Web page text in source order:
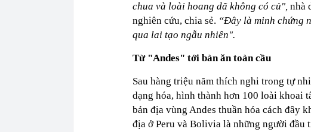
chua và loài hoang dã không có củ", nhà
nghiên cứu, chia sẻ. “Đây là minh chứng
qua lai tạo ngẫu nhiên".
Từ "Andes" tới bàn ăn toàn cầu
Sau hàng triệu năm thích nghi trong tự
dạng hóa, hình thành hơn 100 loài khoai
bản địa vùng Andes thuần hóa cách đây
địa ở Peru và Bolivia là những người